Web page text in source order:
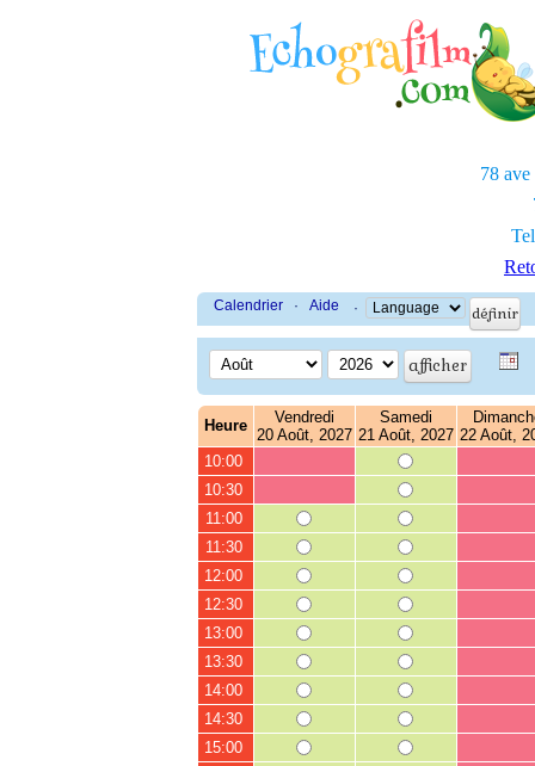
78 ave
Calendrier · Aide ·
Heure
Vendredi
20 Août, 2027
Samedi
21 Août, 2027 22 Août,
10:00
10:30
11:00
11:30
12:00
12:30
13:00
13:30
14:00
14:30
15:00